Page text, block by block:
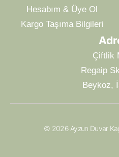
Hesabım & Üye Ol
Kargo Taşıma Bilgileri
Çiftlik
Regaip
Beykoz,
© 2026 Ayzun Duvar